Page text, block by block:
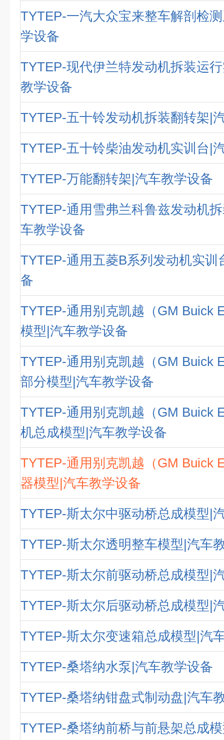
TYTEP-一汽大众宝来整车解剖检
学设备
TYTEP-现代伊兰特发动机拆装运
教学设备
TYTEP-五十铃发动机拆装翻转架|
TYTEP-五十铃柴油发动机实训台|
TYTEP-万能翻转架|汽车教学设备
TYTEP-通用雪弗兰科鲁兹发动机
车教学设备
TYTEP-通用五菱B系列发动机实训
备
TYTEP-通用别克凯越（GM Buick
模型|汽车教学设备
TYTEP-通用别克凯越（GM Buick
部分模型|汽车教学设备
TYTEP-通用别克凯越（GM Buick
机总成模型|汽车教学设备
TYTEP-通用别克凯越（GM Buick
器模型|汽车教学设备
TYTEP-斯太尔中驱动桥总成模型|
TYTEP-斯太尔透明整车模型|汽车
TYTEP-斯太尔前驱动桥总成模型|
TYTEP-斯太尔后驱动桥总成模型|
TYTEP-斯太尔变速箱总成模型|汽
TYTEP-桑塔纳水泵|汽车教学设备
TYTEP-桑塔纳钳盘式制动盘|汽车
TYTEP-桑塔纳前桥与前悬架总成